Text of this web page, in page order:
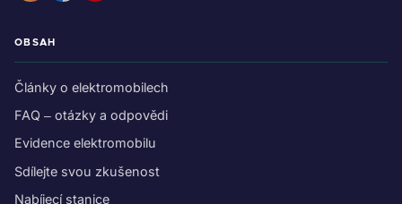
OBSAH
Články o elektromobilech
FAQ – otázky a odpovědi
Evidence elektromobilu
Sdílejte svou zkušenost
Nabíjecí stanice